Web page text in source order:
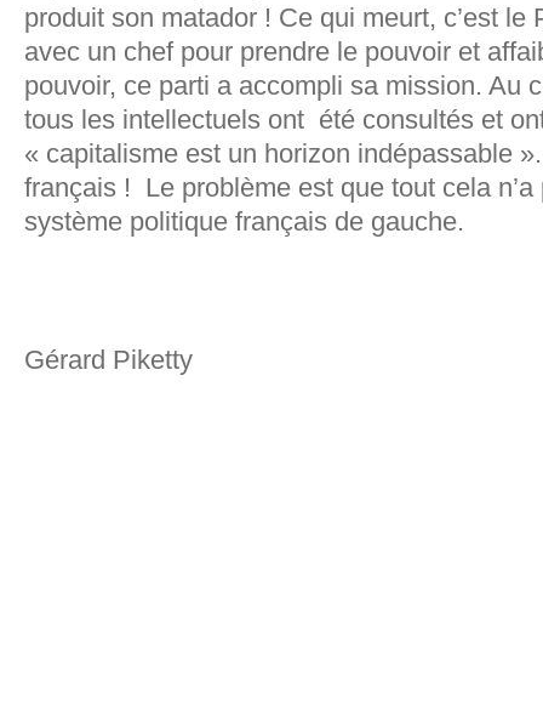
produit son matador ! Ce qui meurt, c’est le
avec un chef pour prendre le pouvoir et
pouvoir, ce parti a accompli sa mission. Au
tous les intellectuels ont été consultés et
« capitalisme est un horizon indépassable
français ! Le problème est que tout cela
système politique français de gauche.
Gérard Piketty